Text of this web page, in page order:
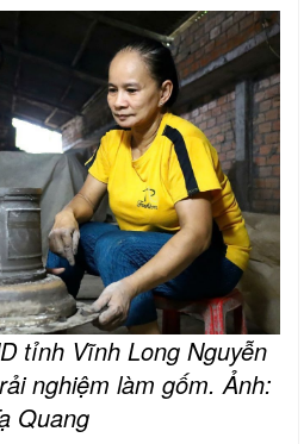
tỉnh Vĩnh Long Nguyễn
nghiệm làm gốm. Ảnh:
Quang